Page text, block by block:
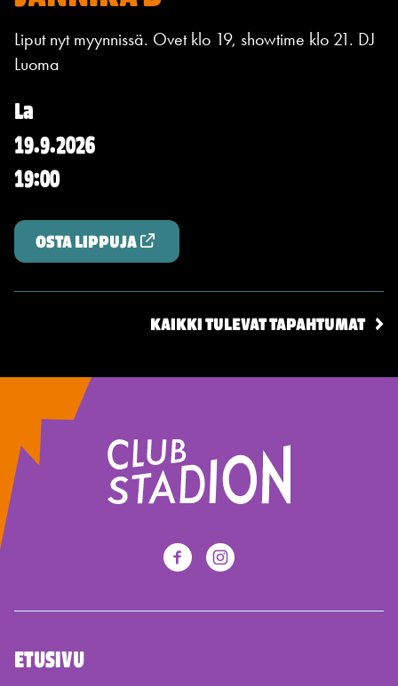
Liput nyt myynnissä. Ovet klo 19, showtime klo 21. DJ
Luoma
La
19.9.2026
19:00
OSTA LIPPUJA
KAIKKI TULEVAT TAPAHTUMAT
ETUSIVU